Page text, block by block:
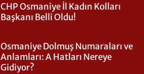
CHP Osmaniye İl Kadın Kolları
Başkanı Belli Oldu!
Osmaniye Dolmuş Numaraları ve
Anlamları: A Hatları Nereye
Gidiyor?